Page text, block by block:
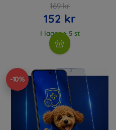
169 kr
152 kr
I lager > 5 st
-10%